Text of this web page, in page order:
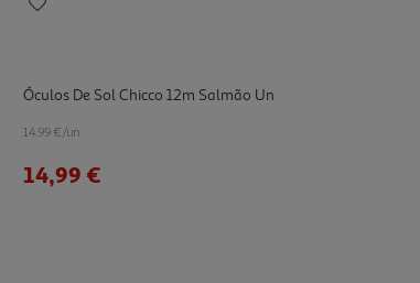
Óculos De Sol Chicco 12m Salmão Un
14.99 €/un
14,99 €